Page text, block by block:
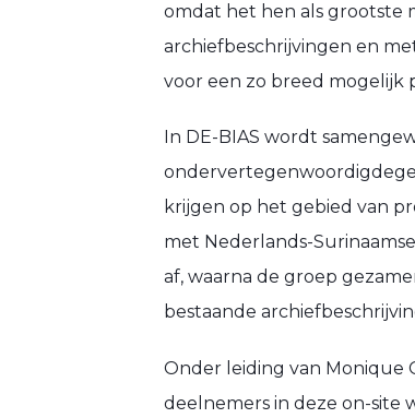
omdat het hen als grootste
archiefbeschrijvingen en
voor een zo breed mogelijk
In DE-BIAS wordt
krijgen op het gebied van
met Nederlands-
af, waarna de groep
bestaande
Onder leiding van Monique
deelnemers in deze on-site